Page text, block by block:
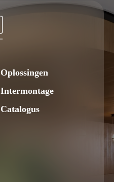
Oplossingen
Intermontage
Catalogus